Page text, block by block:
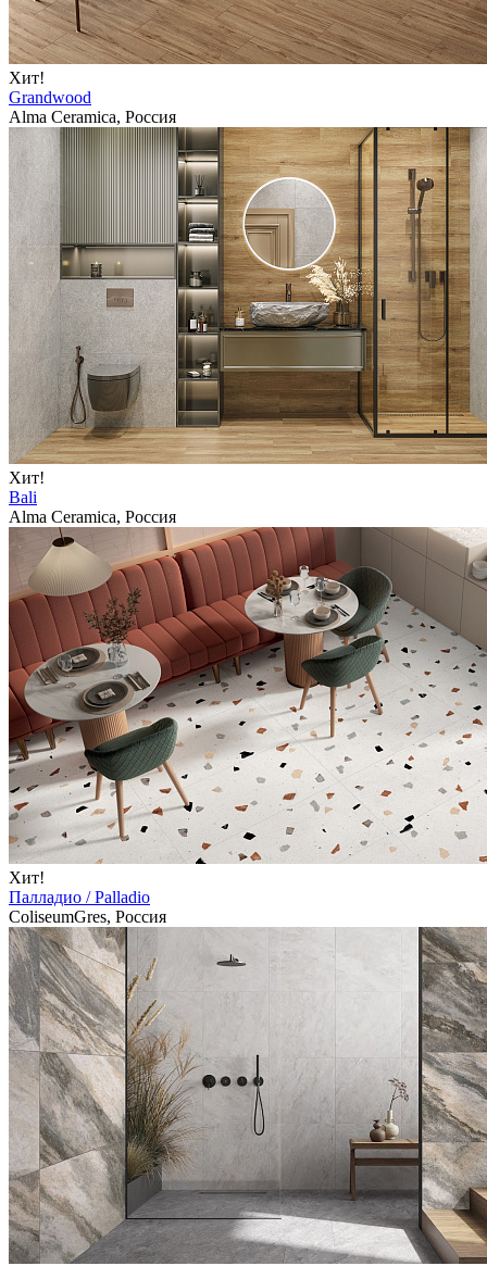
Хит!
Grandwood
Alma Ceramica, Россия
Хит!
Bali
Alma Ceramica, Россия
Хит!
Палладио / Palladio
ColiseumGres, Россия